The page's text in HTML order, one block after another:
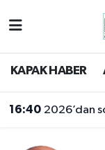
KAPAK HABER
16:40 2026’dan
Tekirdağ